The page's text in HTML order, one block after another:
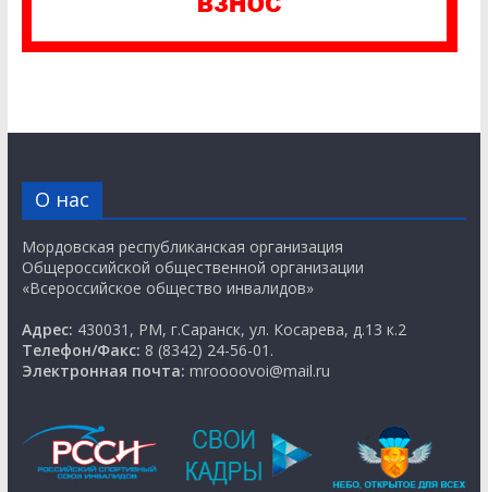
О нас
Мордовская республиканская организация
Общероссийской общественной организации
«Всероссийское общество инвалидов»
Адрес: 430031, РМ, г.Саранск, ул. Косарева, д.13 к.2
Телефон/Факс: 8 (8342) 24-56-01.
Электронная почта: mroooovoi@mail.ru